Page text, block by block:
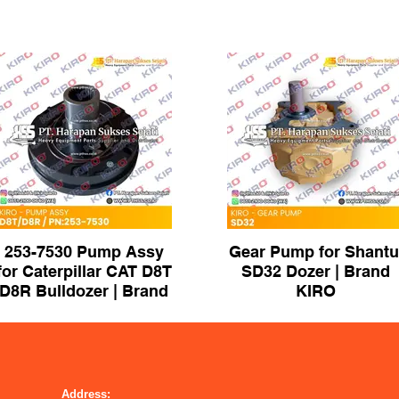
253-7530 Pump Assy
Caterpillar CAT D8T
D8R Bulldozer | Brand
Gear Pump for
SD32 Dozer | Brand
KIRO
Address: